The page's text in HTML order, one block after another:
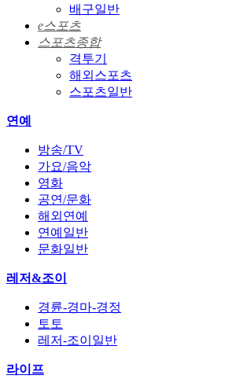
배구일반
e스포츠
스포츠종합
격투기
해외스포츠
스포츠일반
연예
방송/TV
가요/음악
영화
공연/문화
해외연예
연예일반
문화일반
레저&조이
경륜-경마-경정
토토
레저-조이일반
라이프